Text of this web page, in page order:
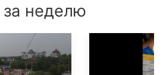
за неделю